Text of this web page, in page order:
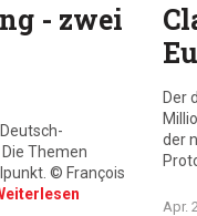
- zwei
Themen
© François
Der
der
Apr.